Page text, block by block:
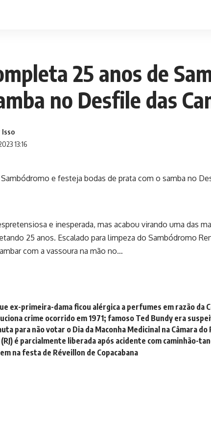
25 anos de
no Desfile das
13:16
e inesperada, mas acabou virando uma das
25 anos. Escalado para limpeza do Sambódromo
com a vassoura na mão no…
ex-primeira-dama ficou alérgica a perfumes em razão da
crime ocorrido em 1971; famoso Ted Bundy era
para não votar o Dia da Maconha Medicinal na Câmara do
é parcialmente liberada após acidente com caminhão-
na festa de Réveillon de Copacabana